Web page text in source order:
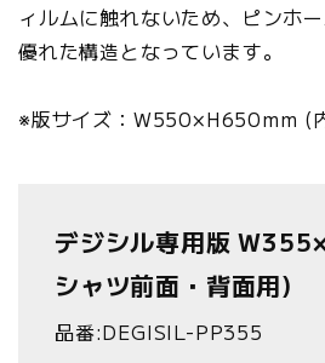
ィルムに触れないため、ピンホ
優れた構造となっています。
※版サイズ：W550×H650mm (
デジシル専用版
シャツ前面・背面用)
品番:DEGISIL-PP355